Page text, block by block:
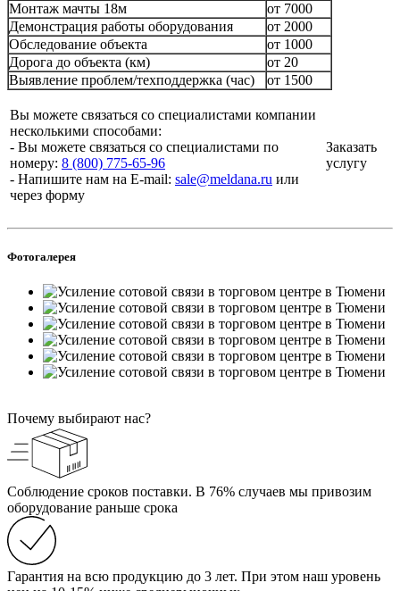
Монтаж мачты 18м
от 7000
Демонстрация работы оборудования
от 2000
Обследование объекта
от 1000
Дорога до объекта (км)
от 20
Выявление проблем/техподдержка (час)
от 1500
Вы можете связаться со специалистами компании
несколькими способами:
- Вы можете связаться со специалистами по
номеру: 8 (800) 775-65-96
- Напишите нам на E-mail: sale@meldana.ru или
через форму
Заказать
услугу
Фотогалерея
Почему выбирают нас?
Соблюдение сроков поставки. В 76% случаев мы привозим
оборудование раньше срока
Гарантия на всю продукцию до 3 лет. При этом наш уровень